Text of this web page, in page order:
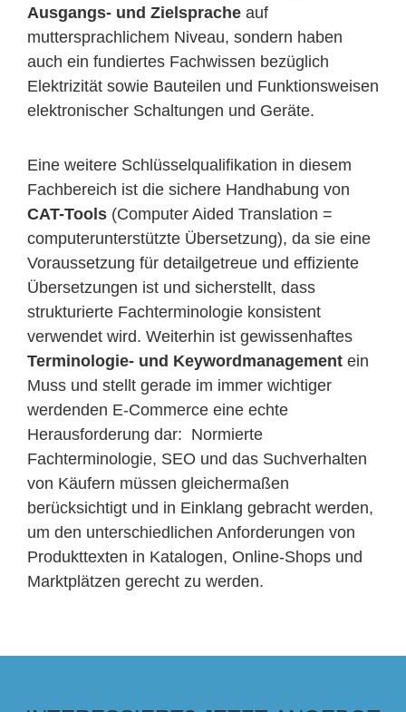
Ausgangs- und Zielsprache auf
muttersprachlichem Niveau, sondern haben
auch ein fundiertes Fachwissen bezüglich
Elektrizität sowie Bauteilen und Funktionsweisen
elektronischer Schaltungen und Geräte.
Eine weitere Schlüsselqualifikation in diesem
Fachbereich ist die sichere Handhabung von
CAT-Tools (Computer Aided Translation =
computerunterstützte Übersetzung), da sie eine
Voraussetzung für detailgetreue und effiziente
Übersetzungen ist und sicherstellt, dass
strukturierte Fachterminologie konsistent
verwendet wird. Weiterhin ist gewissenhaftes
Terminologie- und Keywordmanagement ein
Muss und stellt gerade im immer wichtiger
werdenden E-Commerce eine echte
Herausforderung dar: Normierte
Fachterminologie, SEO und das Suchverhalten
von Käufern müssen gleichermaßen
berücksichtigt und in Einklang gebracht werden,
um den unterschiedlichen Anforderungen von
Produkttexten in Katalogen, Online-Shops und
Marktplätzen gerecht zu werden.